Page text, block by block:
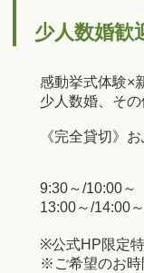
少人数婚歓
感動挙式体験×
少人数婚、そ
《完全貸切》
9:30～/10:00～
13:00～/14:00
※公式HP限定
※ご希望のお時